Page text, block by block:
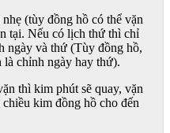
(tùy đồng hồ có thể vặn
tại. Nếu có lịch thứ thì chỉ
ngày và thứ (Tùy đồng hồ,
là chỉnh ngày hay thứ).
thì kim phút sẽ quay, vặn
kim đồng hồ cho đến